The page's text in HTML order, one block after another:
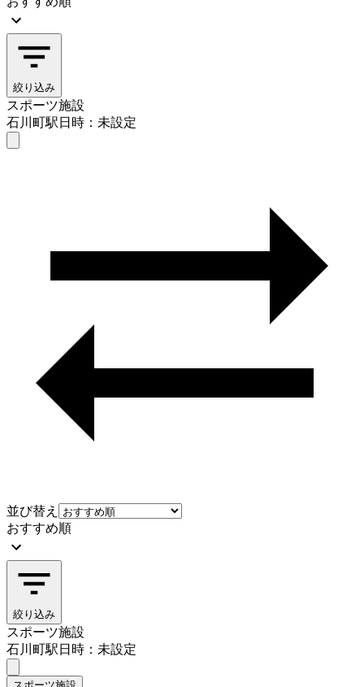
絞り込み
スポーツ施設
石川町駅日時：未設定
並び替え
おすすめ順
絞り込み
スポーツ施設
石川町駅日時：未設定